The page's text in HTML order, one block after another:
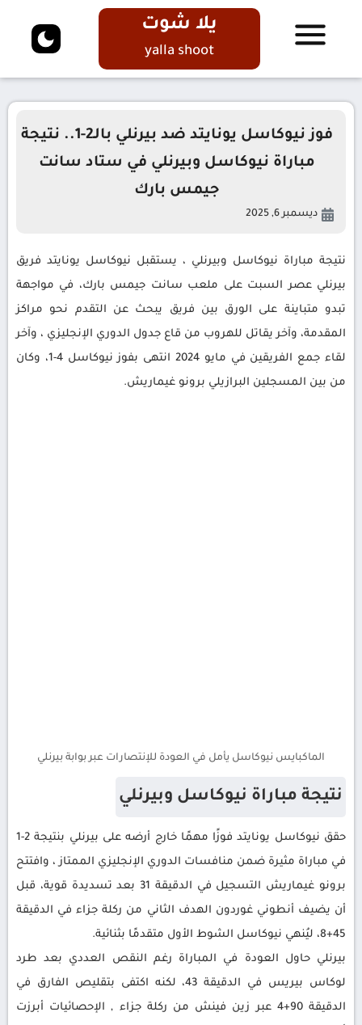
يلا شوت
yalla shoot
فوز نيوكاسل يونايتد ضد بيرنلي بالـ2-1.. نتيجة
مباراة نيوكاسل وبيرنلي في ستاد سانت
جيمس بارك
ديسمبر 6, 2025
نتيجة مباراة نيوكاسل وبيرنلي ، يستقبل نيوكاسل يونايتد فريق
بيرنلي عصر السبت على ملعب سانت جيمس بارك، في مواجهة
تبدو متباينة على الورق بين فريق يبحث عن التقدم نحو مراكز
المقدمة، وآخر يقاتل للهروب من قاع جدول الدوري الإنجليزي ، وآخر
لقاء جمع الفريقين في مايو 2024 انتهى بفوز نيوكاسل 4-1، وكان
من بين المسجلين البرازيلي برونو غيماريش.
الماكبايس نيوكاسل يأمل في العودة للإنتصارات عبر بوابة بيرنلي
نتيجة مباراة نيوكاسل وبيرنلي
حقق نيوكاسل يونايتد فوزًا مهمًا خارج أرضه على بيرنلي بنتيجة 2-1
في مباراة مثيرة ضمن منافسات الدوري الإنجليزي الممتاز ، وافتتح
برونو غيماريش التسجيل في الدقيقة 31 بعد تسديدة قوية، قبل
أن يضيف أنطوني غوردون الهدف الثاني من ركلة جزاء في الدقيقة
45+8، ليُنهي نيوكاسل الشوط الأول متقدمًا بثنائية.
بيرنلي حاول العودة في المباراة رغم النقص العددي بعد طرد
لوكاس بيريس في الدقيقة 43، لكنه اكتفى بتقليص الفارق في
الدقيقة 90+4 عبر زين فينش من ركلة جزاء , الإحصائيات أبرزت